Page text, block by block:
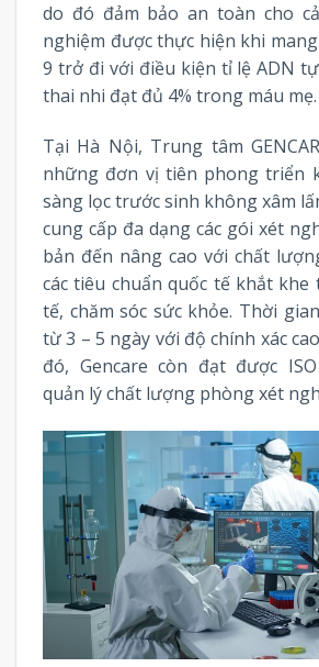
do đó đảm bảo an toàn cho
nghiệm được thực hiện khi
9 trở đi với điều kiện tỉ lệ ADN
thai nhi đạt đủ 4% trong máu mẹ.
Tại Hà Nội, Trung tâm
những đơn vị tiên phong triển
sàng lọc trước sinh không xâm
cung cấp đa dạng các gói xét
bản đến nâng cao với chất
các tiêu chuẩn quốc tế khắt
tế, chăm sóc sức khỏe. Thời
từ 3 – 5 ngày với độ chính xác
đó, Gencare còn đạt được ISO
quản lý chất lượng phòng xét